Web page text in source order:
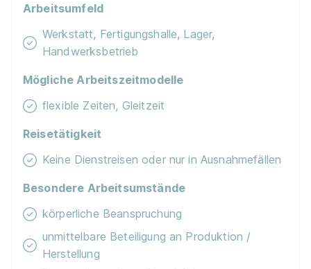
Arbeitsumfeld
Werkstatt, Fertigungshalle, Lager,
Handwerksbetrieb
Mögliche Arbeitszeitmodelle
flexible Zeiten, Gleitzeit
Reisetätigkeit
Keine Dienstreisen oder nur in Ausnahmefällen
Besondere Arbeitsumstände
körperliche Beanspruchung
unmittelbare Beteiligung an Produktion /
Herstellung